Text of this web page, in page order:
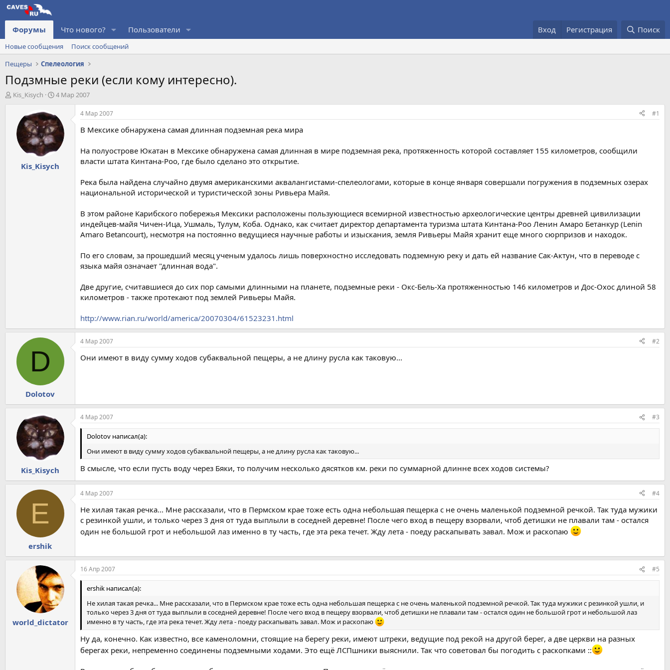
Форумы Что нового? Пользователи Вход Регистрация Поиск
Новые сообщения
Поиск сообщений
Пещеры
Спелеология
Подзмные реки (если кому интересно).
А
Kis_Kisych
Д
а
н
ч
л
4 Мар 2007
Kis_Kisych
4 Мар 2007 #1
В Мексике обнаружена самая длинная подземная река мира
На полуострове Юкатан в Мексике обнаружена самая длинная в мире подземная река, протяженность которой составляет 155 километров, сообщили
власти штата Кинтана-Роо, где было сделано это открытие.
Река была найдена случайно двумя американскими аквалангистами-спелеологами, которые в конце января совершали погружения в подземных озерах
национальной исторической и туристической зоны Ривьера Майя.
В этом районе Карибского побережья Мексики расположены пользующиеся всемирной известностью археологические центры древней цивилизации
индейцев-майя Чичен-Ица, Ушмаль, Тулум, Коба. Однако, как считает директор департамента туризма штата Кинтана-Роо Ленин Амаро Бетанкур (Lenin
Amaro Betancourt), несмотря на постоянно ведущиеся научные работы и изыскания, земля Ривьеры Майя хранит еще много сюрпризов и находок.
По его словам, за прошедший месяц ученым удалось лишь поверхностно исследовать подземную реку и дать ей название Сак-Актун, что в переводе с
языка майя означает "длинная вода".
Две другие, считавшиеся до сих пор самыми длинными на планете, подземные реки - Окс-Бель-Ха протяженностью 146 километров и Дос-Охос длиной 58
километров - также протекают под землей Ривьеры Майя.
http://www.rian.ru/world/america/20070304/61523231.html
D
Dolotov
4 Мар 2007 #2
Они имеют в виду сумму ходов субаквальной пещеры, а не длину русла как таковую...
Kis_Kisych
4 Мар 2007 #3
Dolotov написал(а):
Они имеют в виду сумму ходов субаквальной пещеры, а не длину русла как таковую...
В смысле, что если пусть воду через Бяки, то получим несколько дясятков км. реки по суммарной длинне всех ходов системы?
E
ershik
4 Мар 2007 #4
Не хилая такая речка... Мне рассказали, что в Пермском крае тоже есть одна небольшая пещерка с не очень маленькой подземной речкой. Так туда мужики
с резинкой ушли, и только через 3 дня от туда выплыли в соседней деревне! После чего вход в пещеру взорвали, чтоб детишки не плавали там - остался
один не большой грот и небольшой лаз именно в ту часть, где эта река течет. Жду лета - поеду раскапывать завал. Мож и раскопаю
world_dictator
16 Апр 2007 #5
ershik написал(а):
Не хилая такая речка... Мне рассказали, что в Пермском крае тоже есть одна небольшая пещерка с не очень маленькой подземной речкой. Так туда мужики с резинкой ушли, и
только через 3 дня от туда выплыли в соседней деревне! После чего вход в пещеру взорвали, чтоб детишки не плавали там - остался один не большой грот и небольшой лаз
именно в ту часть, где эта река течет. Жду лета - поеду раскапывать завал. Мож и раскопаю
Ну да, конечно. Как известно, все каменоломни, стоящие на берегу реки, имеют штреки, ведущие под рекой на другой берег, а две церкви на разных
берегах реки, непременно соединены подземными ходами. Это ещё ЛСПшники выяснили. Так что советовал бы погодить с раскопками ::